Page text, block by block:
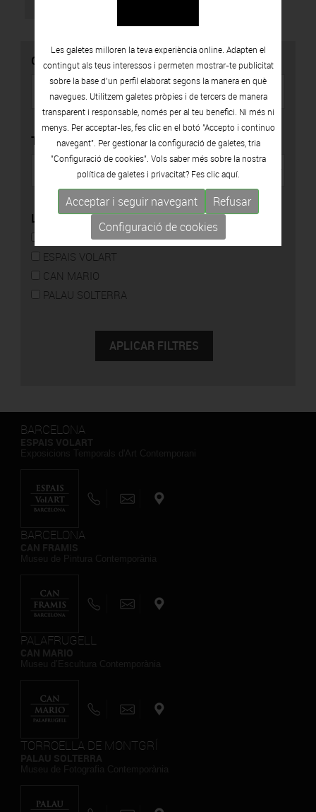
CERCADOR
TIPUS
LOCALITZACIÓ
CAN FRAMIS
ESPAIS VOLART
CAN MARIO
PALAU SOLTERRA
BARCELONA
BARCELONA
PALAFRUGELL
TORROELLA DE MONTGRÍ
Les galetes milloren la teva experiència online. Adapten el
contingut als teus interessos i permeten mostrar-te publicitat
sobre la base d’un perfil elaborat segons la manera en què
navegues. Utilitzem galetes pròpies i de tercers de manera
transparent i responsable, només per al teu benefici. Ni més ni
menys. Per acceptar-les, fes clic en el botó "Accepto i continuo
navegant". Per gestionar la configuració de galetes, tria
"Configuració de cookies". Vols saber més sobre la nostra
política de galetes i privacitat? Fes clicaquí.
Acceptar i seguir navegant
Refusar
Configuració de cookies